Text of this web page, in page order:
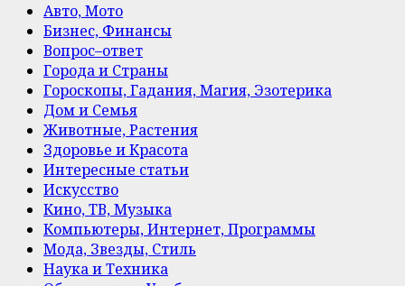
Авто, Мото
Бизнес, Финансы
Вопрос–ответ
Города и Страны
Гороскопы, Гадания, Магия, Эзотерика
Дом и Семья
Животные, Растения
Здоровье и Красота
Интересные статьи
Искусство
Кино, ТВ, Музыка
Компьютеры, Интернет, Программы
Мода, Звезды, Стиль
Наука и Техника